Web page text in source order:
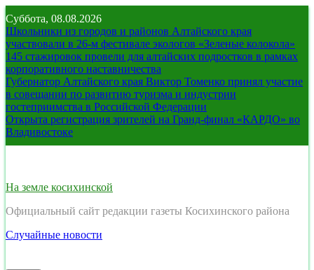
Перейти
к
содержимому
Суббота, 08.08.2026
Школьники из городов и районов Алтайского края
участвовали в 26-м фестивале экологов «Зеленые колокола»
145 стажировок провели для алтайских подростков в рамках
корпоративного наставничества
Губернатор Алтайского края Виктор Томенко принял участие
в совещании по развитию туризма и индустрии
гостеприимства в Российской Федерации
Открыта регистрация зрителей на Гранд-финал «КАРДО» во
Владивостоке
На земле косихинской
Официальный сайт редакции газеты Косихинского района
Случайные новости